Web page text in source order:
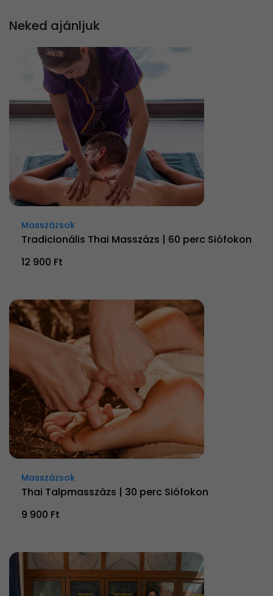
Neked ajánljuk
Masszázsok
Tradicionális Thai Masszázs | 60 perc Siófokon
12 900 Ft
Masszázsok
Thai Talpmasszázs | 30 perc Siófokon
9 900 Ft